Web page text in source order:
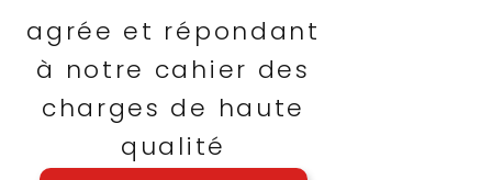
agrée et répondant
à notre cahier des
charges de haute
qualité